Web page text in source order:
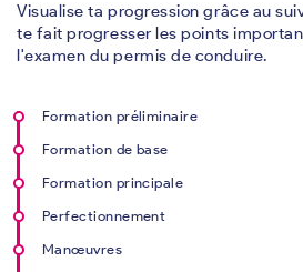
Visualise ta progression grâce au
te fait progresser les points
l'examen du permis de conduire.
Formation préliminaire
Formation de base
Formation principale
Perfectionnement
Manœuvres